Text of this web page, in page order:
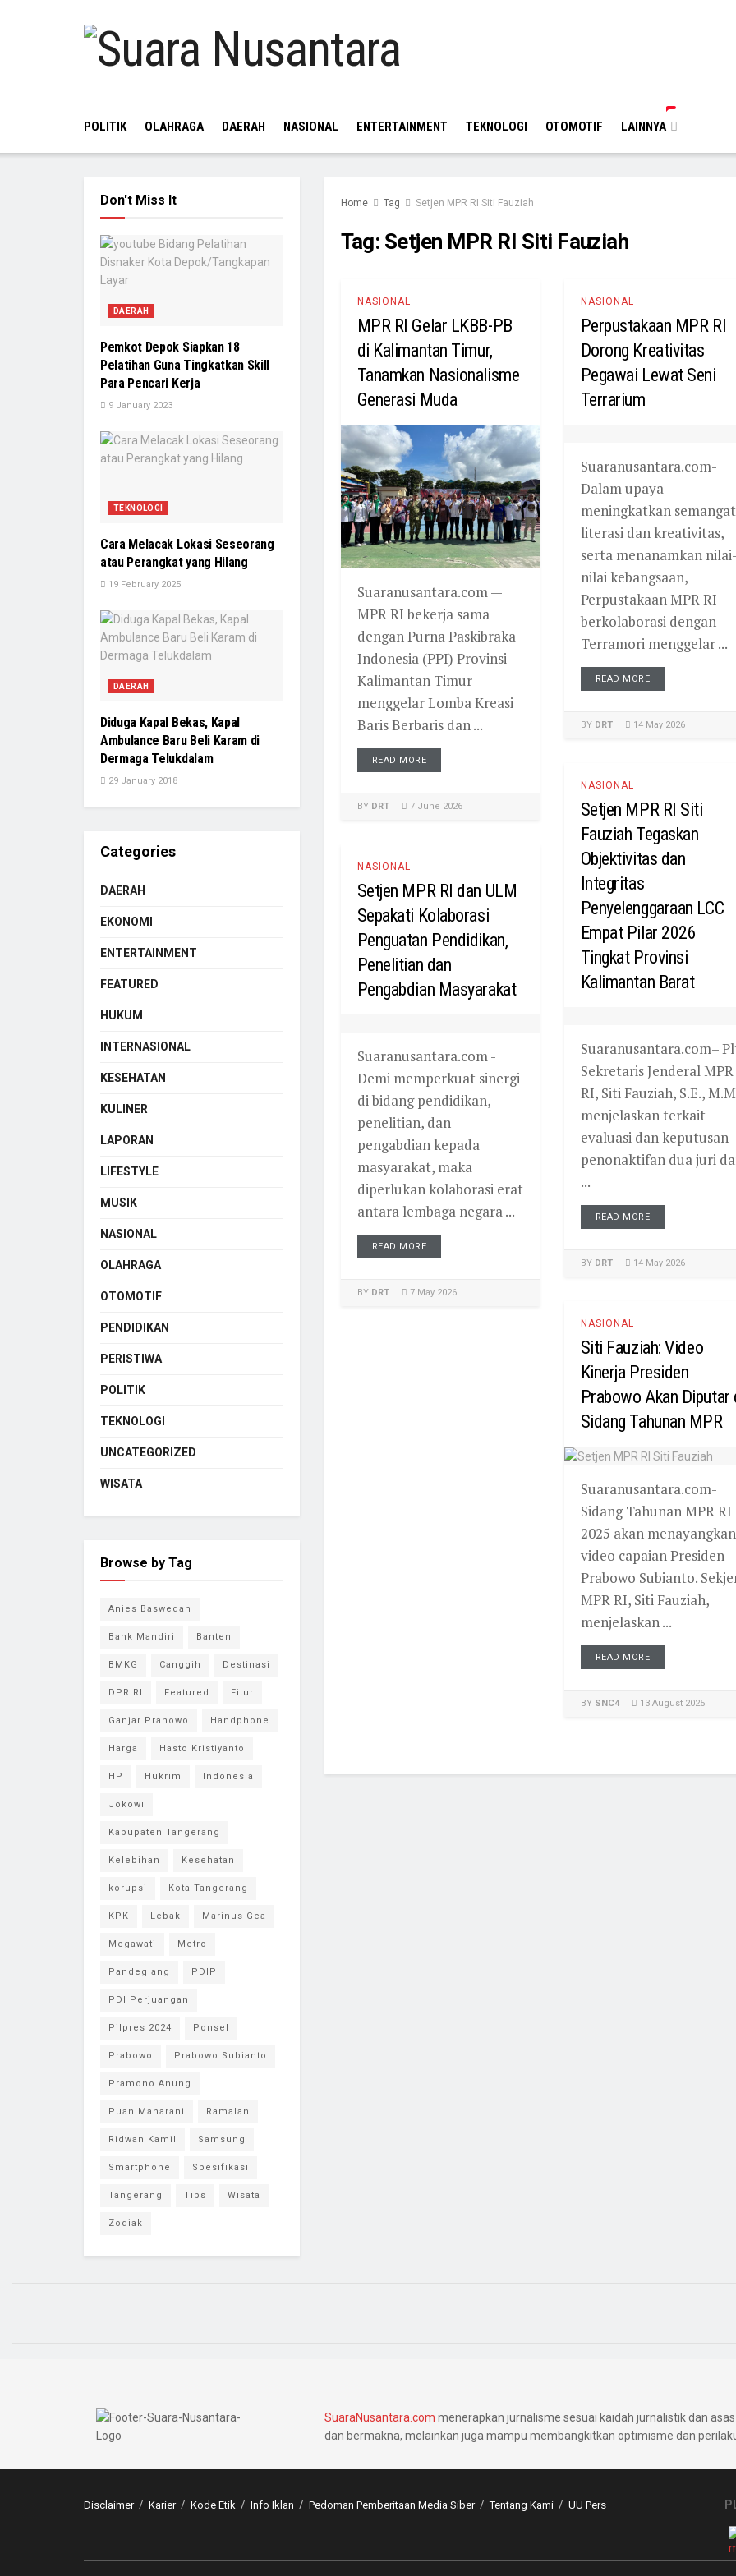
POLITIK OLAHRAGA DAERAH NASIONAL ENTERTAINMENT TEKNOLOGI OTOMOTIF LAINNYA
Home Tag Setjen MPR RI Siti Fauziah
Tag: Setjen MPR RI Siti Fauziah
NASIONAL
MPR RI Gelar LKBB-PB
di Kalimantan Timur,
Tanamkan Nasionalisme
Generasi Muda
Suaranusantara.com —
MPR RI bekerja sama
dengan Purna Paskibraka
Indonesia (PPI) Provinsi
Kalimantan Timur
menggelar Lomba Kreasi
Baris Berbaris dan ...
READ MORE
BY DRT 7 June 2026
NASIONAL
Perpustakaan MPR RI
Dorong Kreativitas
Pegawai Lewat Seni
Terrarium
Suaranusantara.com-
Dalam upaya
meningkatkan semangat
literasi dan kreativitas,
serta menanamkan
nilai kebangsaan,
Perpustakaan MPR RI
berkolaborasi dengan
Terramori menggelar ...
READ MORE
BY DRT 14 May 2026
NASIONAL
Setjen MPR RI Siti
Fauziah Tegaskan
Objektivitas dan
Integritas
Penyelenggaraan LCC
Empat Pilar 2026
Tingkat Provinsi
Kalimantan Barat
Suaranusantara.com–
Sekretaris Jenderal MPR
RI, Siti Fauziah, S.E.,
menjelaskan terkait
evaluasi dan keputusan
penonaktifan dua juri
...
READ MORE
BY DRT 14 May 2026
NASIONAL
Setjen MPR RI dan ULM
Sepakati Kolaborasi
Penguatan Pendidikan,
Penelitian dan
Pengabdian Masyarakat
Suaranusantara.com -
Demi memperkuat sinergi
di bidang pendidikan,
penelitian, dan
pengabdian kepada
masyarakat, maka
diperlukan kolaborasi erat
antara lembaga negara ...
READ MORE
BY DRT 7 May 2026
NASIONAL
Siti Fauziah: Video
Kinerja Presiden
Prabowo Akan Diputar
Sidang Tahunan MPR
Suaranusantara.com-
Sidang Tahunan MPR RI
2025 akan menayangkan
video capaian Presiden
Prabowo Subianto.
MPR RI, Siti Fauziah,
menjelaskan ...
READ MORE
BY SNC4 13 August 2025
Don't Miss It
DAERAH
Pemkot Depok Siapkan 18
Pelatihan Guna Tingkatkan Skill
Para Pencari Kerja
9 January 2023
TEKNOLOGI
Cara Melacak Lokasi Seseorang
atau Perangkat yang Hilang
19 February 2025
DAERAH
Diduga Kapal Bekas, Kapal
Ambulance Baru Beli Karam di
Dermaga Telukdalam
29 January 2018
Categories
DAERAH
EKONOMI
ENTERTAINMENT
FEATURED
HUKUM
INTERNASIONAL
KESEHATAN
KULINER
LAPORAN
LIFESTYLE
MUSIK
NASIONAL
OLAHRAGA
OTOMOTIF
PENDIDIKAN
PERISTIWA
POLITIK
TEKNOLOGI
UNCATEGORIZED
WISATA
Browse by Tag
Anies Baswedan
Bank Mandiri Banten
BMKG Canggih Destinasi
DPR RI Featured Fitur
Ganjar Pranowo Handphone
Harga Hasto Kristiyanto
HP Hukrim Indonesia
Jokowi
Kabupaten Tangerang
Kelebihan Kesehatan
korupsi Kota Tangerang
KPK Lebak Marinus Gea
Megawati Metro
Pandeglang PDIP
PDI Perjuangan
Pilpres 2024 Ponsel
Prabowo Prabowo Subianto
Pramono Anung
Puan Maharani Ramalan
Ridwan Kamil Samsung
Smartphone Spesifikasi
Tangerang Tips Wisata
Zodiak
SuaraNusantara.com menerapkan jurnalisme sesuai kaidah jurnalistik dan
dan bermakna, melainkan juga mampu membangkitkan optimisme dan
Disclaimer Karier Kode Etik Info Iklan Pedoman Pemberitaan Media Siber Tentang Kami UU Pers